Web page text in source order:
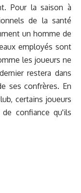
Pour la saison à
de la santé
un homme de
employés sont
les joueurs ne
restera dans
ses confrères. En
certains joueurs
confiance qu'ils